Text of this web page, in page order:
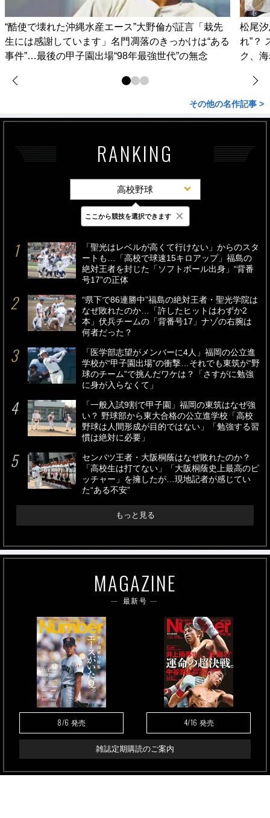
“酷使で壊れた沖縄水産エース”大野倫が証言「栽先
生には感謝しています」名門凋落のきっかけは“ある
事件”…最後の甲子園出場“98年最強世代”の無念
松尾
れ”？
ク、
その他の名作記事 >
RANKING
高校野球
最新 24時間 週間
「聖光はレベルが高くて行けない」からのスタ
ートも…「高校で球速15キロアップ」福島の
絶対王者を封じた「ソフトボール出身」“背番
号17”の正体
“県下で86連勝中”福島の絶対王者・聖光学院は
なぜ敗れたのか…「許したヒットはわずか2
本」伏兵チームの「背番号17」ナゾの右腕は
何者だった？
「医学部志望がメンバーに4人」福岡の公立進
学校が“甲子園出場”の衝撃…それでも東筑が“野
球のチーム”で挑んだワケは？「さすがに勉強
に身が入らなくて」
「一般入試9割で甲子園」福岡の東筑はなぜ強
い？ 野球部から東大合格の公立進学校「高校
野球は人間形成が目的ではない」「勉強する習
慣は絶対に必要」
センバツ王者・大阪桐蔭はなぜ敗れたのか？
「高校生は打てない」「大阪桐蔭史上最高のピ
ッチャー」を擁したが…現地記者が感じてい
た“ある不安”
もっと見る
MAGAZINE
最新号
8/6 発売 4/16 発売
雑誌定期購読のご案内
ここから競技を選択できます ×